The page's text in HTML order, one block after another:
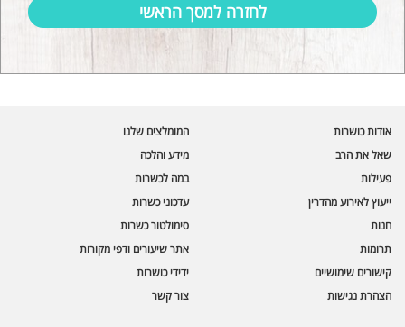
לחזרה למסך הראשי
אודות כושרות
שאל את הרב
פעילות
ייעוץ לאירוע מהדרין
המומלצים שלנו
מידע והלכה
במה לכשרות
עדכוני כשרות
חנות
תרומות
קישורים שימושיים
הצהרת נגישות
סימולטור כשרות
אתר שיעורים ודפי מקורות
ידידי כושרות
צור קשר
בינה מלאכותית · זמין תמיד
🪲 בדיקת חרקים
מספר כושרות ומאמרי האתר
🔀 תערובות כלים ומאכלים